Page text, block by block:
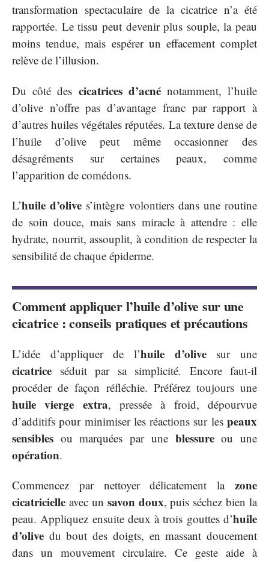
transformation spectaculaire de la cicatrice n’a été
rapportée. Le tissu peut devenir plus souple, la peau
moins tendue, mais espérer un effacement complet
relève de l’illusion.
Du côté des cicatrices d’acnénotamment, l’huile
d’olive n’offre pas d’avantage franc par rapport à
d’autres huiles végétales réputées. La texture dense de
l’huile d’olive peut même occasionner des
désagréments sur certaines peaux, comme
l’apparition de comédons.
L’huile d’olive s’intègre volontiers dans une routine
de soin douce, mais sans miracle à attendre : elle
hydrate, nourrit, assouplit, à condition de respecter la
sensibilité de chaque épiderme.
Comment appliquer l’huile d’olive sur une
cicatrice : conseils pratiques et précautions
L’idée d’appliquer de l’huile d’olivesur une
cicatrice séduit par sa simplicité. Encore faut-il
procéder de façon réfléchie. Préférez toujours une
huile vierge extra, pressée à froid, dépourvue
d’additifs pour minimiser les réactions sur les peaux
sensibles ou marquées par une blessureou une
opération.
Commencez par nettoyer délicatement la zone
cicatricielle avec un savon doux, puis séchez bien la
peau. Appliquez ensuite deux à trois gouttes d’huile
d’olive du bout des doigts, en massant doucement
dans un mouvement circulaire. Ce geste aide à